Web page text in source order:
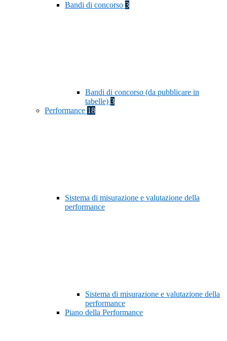
Bandi di concorso 3
Bandi di concorso (da pubblicare in
tabelle) 3
Performance 18
Sistema di misurazione e valutazione della
performance
Sistema di misurazione e valutazione della
performance
Piano della Performance